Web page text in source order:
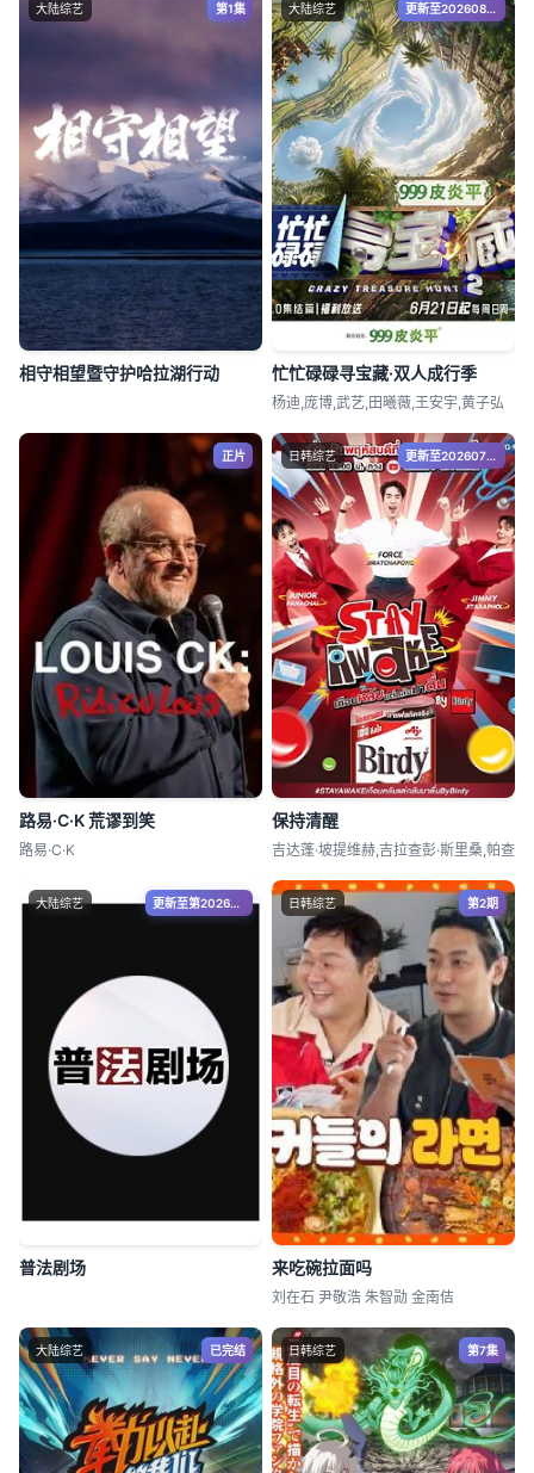
大陆综艺 第1集
相守相望暨守护哈拉湖行动
大陆综艺 更新至20260808期
忙忙碌碌寻宝藏·双人成行季
杨迪,庞博,武艺,田曦薇,王安宇,黄子弘
正片
路易·C·K 荒谬到笑
路易·C·K
日韩综艺 更新至20260705
保持清醒
吉达蓬·坡提维赫,吉拉查彭·斯里桑,帕查
大陆综艺 更新至第20260805期
普法剧场
日韩综艺 第2期
来吃碗拉面吗
刘在石 尹敬浩 朱智勋 金南佶
大陆综艺 已完结 日韩综艺 第7集